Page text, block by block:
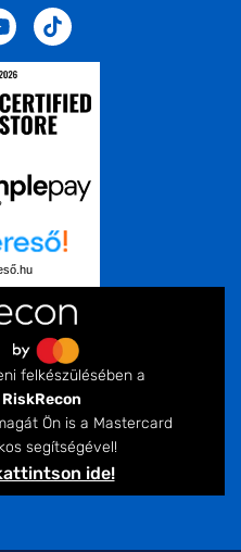
felkészülésében a
Ön is a Mastercard
segítségével!
ide!